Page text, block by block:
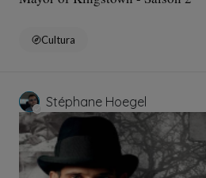
Cultura
Stéphane Hoegel